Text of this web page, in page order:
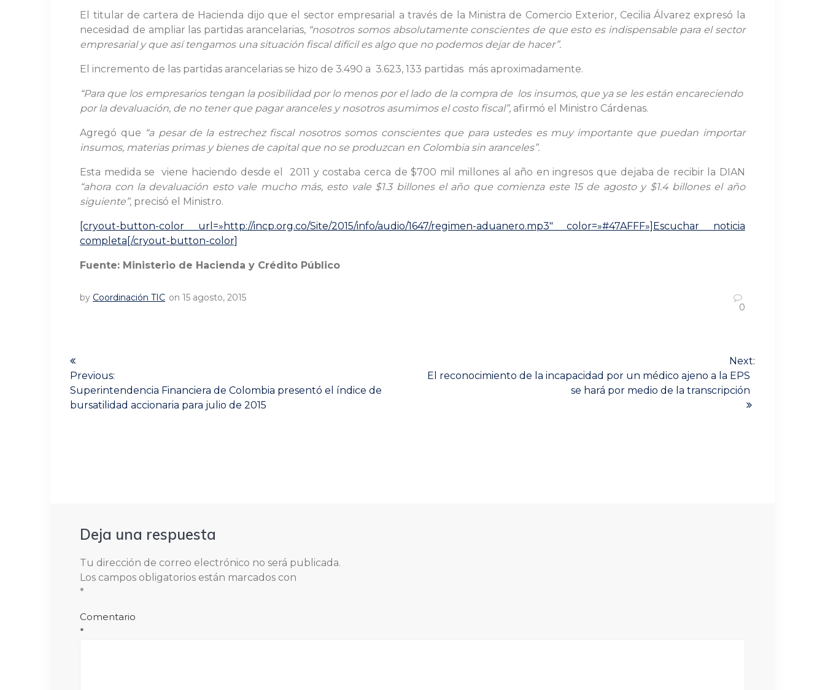
El titular de cartera de Hacienda dijo que el sector empresarial a través de la Ministra de Comercio Exterior, Cecilia Álvarez expresó la
necesidad de ampliar las partidas arancelarias,“nosotros somos absolutamente conscientes de que esto es indispensable para el sector
empresarial y que así tengamos una situación fiscal difícil es algo que no podemos dejar de hacer”.
El incremento de las partidas arancelarias se hizo de 3.490 a 3.623, 133 partidas más aproximadamente.
“Para que los empresarios tengan la posibilidad por lo menos por el lado de la compra de los insumos, que ya se les están encareciendo
por la devaluación, de no tener que pagar aranceles y nosotros asumimos el costo fiscal”, afirmó el Ministro Cárdenas.
Agregó que “a pesar de la estrechez fiscal nosotros somos conscientes que para ustedes es muy importante que puedan importar
insumos, materias primas y bienes de capital que no se produzcan en Colombia sin aranceles”.
Esta medida se viene haciendo desde el 2011 y costaba cerca de $700 mil millones al año en ingresos que dejaba de recibir la DIAN
“ahora con la devaluación esto vale mucho más, esto vale $1.3 billones el año que comienza este 15 de agosto y $1.4 billones el año
siguiente”, precisó el Ministro.
[cryout-button-color url=»http://incp.org.co/Site/2015/info/audio/1647/regimen-aduanero.mp3″ color=»#47AFFF»]Escuchar noticia
completa[/cryout-button-color]
Fuente: Ministerio de Hacienda y Crédito Público
by Coordinación TIC on 15 agosto, 2015
0
Navegación
de
entradas
Previous:
Previous
post:
Superintendencia Financiera de Colombia presentó el índice de
bursatilidad accionaria para julio de 2015
Next:
Next
El reconocimiento de la incapacidad por un médico ajeno a la EPS
se hará por medio de la transcripción
Deja una respuesta
Tu dirección de correo electrónico no será publicada.
Los campos obligatorios están marcados con
*
Comentario
*